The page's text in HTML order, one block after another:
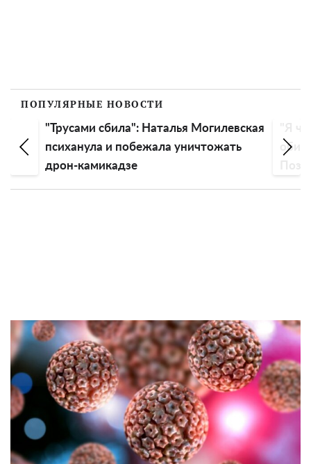
ПОПУЛЯРНЫЕ НОВОСТИ
"Трусами сбила": Наталья Могилевская
психанула и побежала уничтожать
дрон-камикадзе